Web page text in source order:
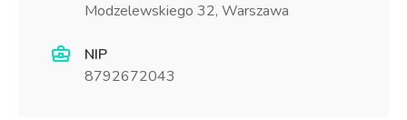
Modzelewskiego 32, Warszawa
NIP
8792672043